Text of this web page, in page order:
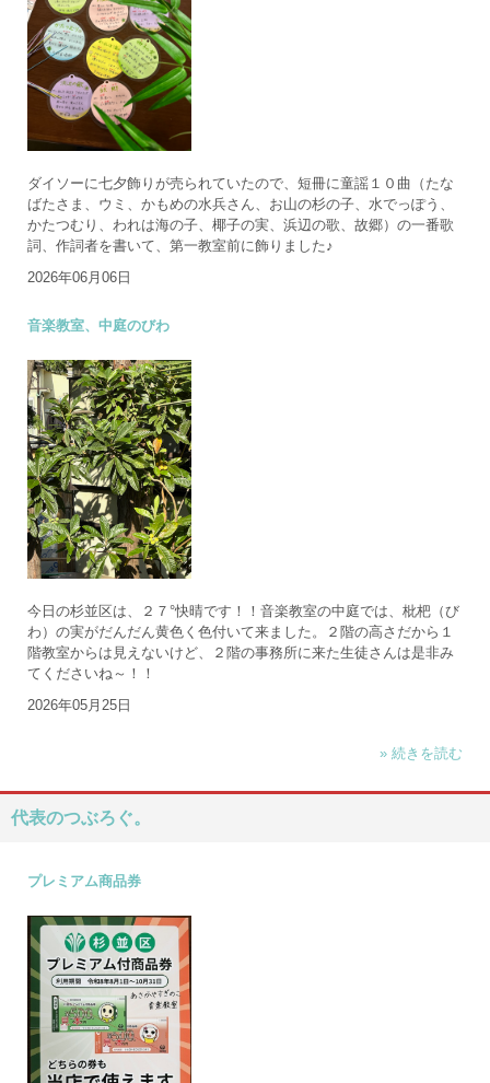
ダイソーに七夕飾りが売られていたので、短冊に童謡１０曲（たな
ばたさま、ウミ、かもめの水兵さん、お山の杉の子、水でっぽう、
かたつむり、われは海の子、椰子の実、浜辺の歌、故郷）の一番歌
詞、作詞者を書いて、第一教室前に飾りました♪
2026年06月06日
音楽教室、中庭のびわ
今日の杉並区は、２７°快晴です！！音楽教室の中庭では、枇杷（び
わ）の実がだんだん黄色く色付いて来ました。２階の高さだから１
階教室からは見えないけど、２階の事務所に来た生徒さんは是非み
てくださいね～！！
2026年05月25日
» 続きを読む
代表のつぶろぐ。
プレミアム商品券